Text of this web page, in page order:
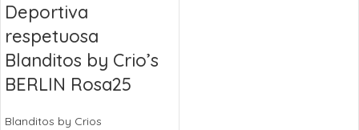
Deportiva
respetuosa
Blanditos by Crio’s
BERLIN Rosa25
Blanditos by Crios